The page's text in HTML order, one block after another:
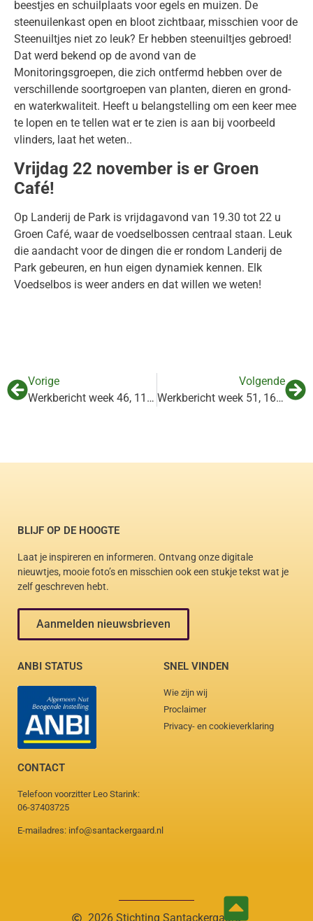
beestjes en schuilplaats voor egels en muizen. De
steenuilenkast open en bloot zichtbaar, misschien voor de
Steenuiltjes niet zo leuk? Er hebben steenuiltjes gebroed!
Dat werd bekend op de avond van de
Monitoringsgroepen, die zich ontfermd hebben over de
verschillende soortgroepen van planten, dieren en grond-
en waterkwaliteit. Heeft u belangstelling om een keer mee
te lopen en te tellen wat er te zien is aan bij voorbeeld
vlinders, laat het weten..
Vrijdag 22 november is er Groen
Café!
Op Landerij de Park is vrijdagavond van 19.30 tot 22 u
Groen Café, waar de voedselbossen centraal staan. Leuk
die aandacht voor de dingen die er rondom Landerij de
Park gebeuren, en hun eigen dynamiek kennen. Elk
Voedselbos is weer anders en dat willen we weten!
Vorige
Werkbericht week 46, 11-17 november 2019
Volgende
Werkbericht week 51, 16-22 december 2019
BLIJF OP DE HOOGTE
Laat je inspireren en informeren. Ontvang onze digitale
nieuwtjes, mooie foto’s en misschien ook een stukje tekst wat je
zelf geschreven hebt.
Aanmelden nieuwsbrieven
ANBI STATUS SNEL VINDEN
Wie zijn wij
Proclaimer
Privacy- en cookieverklaring
CONTACT
Telefoon voorzitter Leo Starink:
06-37403725
E-mailadres: info@santackergaard.nl
2026 Stichting Santackergaard